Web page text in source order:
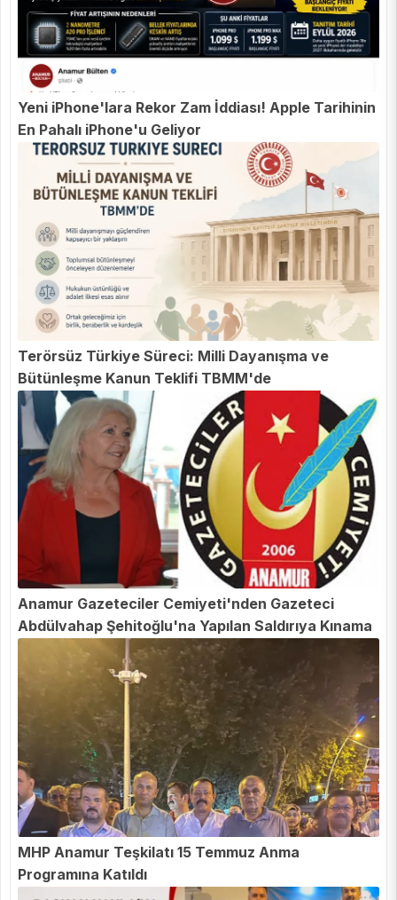
Yeni iPhone'lara Rekor Zam İddiası! Apple Tarihinin
En Pahalı iPhone'u Geliyor
Terörsüz Türkiye Süreci: Milli Dayanışma ve
Bütünleşme Kanun Teklifi TBMM'de
Anamur Gazeteciler Cemiyeti'nden Gazeteci
Abdülvahap Şehitoğlu'na Yapılan Saldırıya Kınama
MHP Anamur Teşkilatı 15 Temmuz Anma
Programına Katıldı